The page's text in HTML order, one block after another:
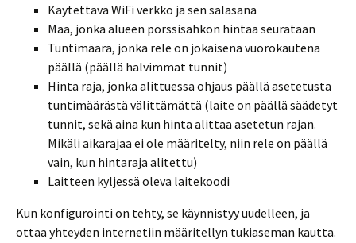
Käytettävä WiFi verkko ja sen salasana
Maa, jonka alueen pörssisähkön hintaa seurataan
Tuntimäärä, jonka rele on jokaisena vuorokautena
päällä (päällä halvimmat tunnit)
Hinta raja, jonka alittuessa ohjaus päällä asetetusta
tuntimäärästä välittämättä (laite on päällä säädetyt
tunnit, sekä aina kun hinta alittaa asetetun rajan.
Mikäli aikarajaa ei ole määritelty, niin rele on päällä
vain, kun hintaraja alitettu)
Laitteen kyljessä oleva laitekoodi
Kun konfigurointi on tehty, se käynnistyy uudelleen, ja
ottaa yhteyden internetiin määritellyn tukiaseman kautta.